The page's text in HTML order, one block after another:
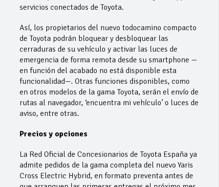
servicios conectados de Toyota.
Así, los propietarios del nuevo todocamino compacto
de Toyota podrán bloquear y desbloquear las
cerraduras de su vehículo y activar las luces de
emergencia de forma remota desde su smartphone —
en función del acabado no está disponible esta
funcionalidad—. Otras funciones disponibles, como
en otros modelos de la gama Toyota, serán el envío de
rutas al navegador, ‘encuentra mi vehículo’ o luces de
aviso, entre otras.
Precios y opciones
La Red Oficial de Concesionarios de Toyota España ya
admite pedidos de la gama completa del nuevo Yaris
Cross Electric Hybrid, en formato preventa antes de